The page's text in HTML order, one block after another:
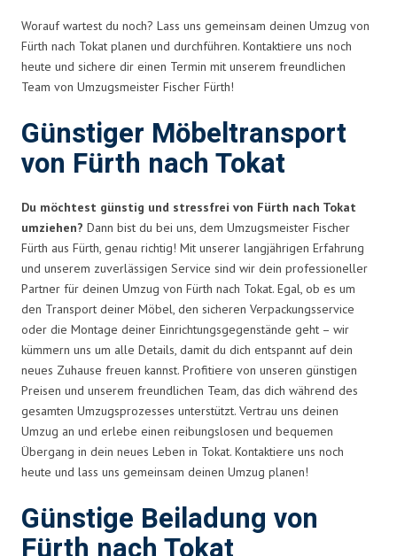
Worauf wartest du noch? Lass uns gemeinsam deinen Umzug von
Fürth nach Tokat planen und durchführen. Kontaktiere uns noch
heute und sichere dir einen Termin mit unserem freundlichen
Team von Umzugsmeister Fischer Fürth!
Günstiger Möbeltransport
von Fürth nach Tokat
Du möchtest günstig und stressfrei von Fürth nach Tokat
umziehen? Dann bist du bei uns, dem Umzugsmeister Fischer
Fürth aus Fürth, genau richtig! Mit unserer langjährigen Erfahrung
und unserem zuverlässigen Service sind wir dein professioneller
Partner für deinen Umzug von Fürth nach Tokat. Egal, ob es um
den Transport deiner Möbel, den sicheren Verpackungsservice
oder die Montage deiner Einrichtungsgegenstände geht – wir
kümmern uns um alle Details, damit du dich entspannt auf dein
neues Zuhause freuen kannst. Profitiere von unseren günstigen
Preisen und unserem freundlichen Team, das dich während des
gesamten Umzugsprozesses unterstützt. Vertrau uns deinen
Umzug an und erlebe einen reibungslosen und bequemen
Übergang in dein neues Leben in Tokat. Kontaktiere uns noch
heute und lass uns gemeinsam deinen Umzug planen!
Günstige Beiladung von